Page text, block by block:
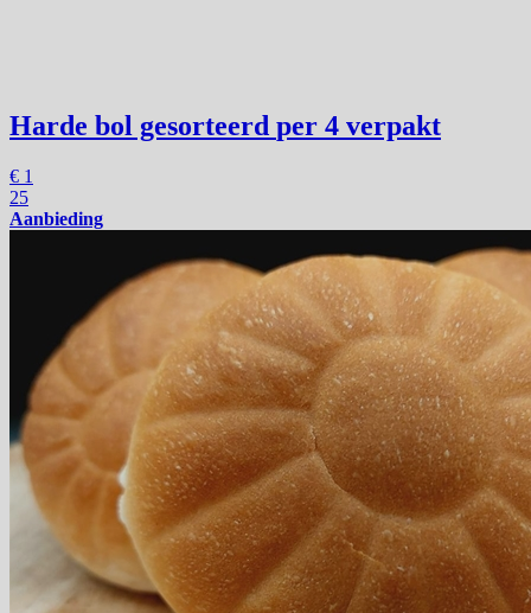
Harde bol gesorteerd per 4 verpakt
€ 1
25
Aanbieding